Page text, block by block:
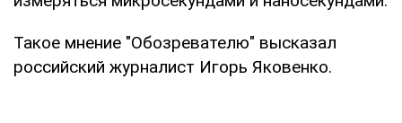
Такое мнение "Обозревателю" высказал
российский журналист Игорь Яковенко.